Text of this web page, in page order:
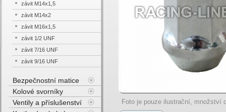
Foto je pouze ilustrační, množství
závit M14x1,5
závit M14x2
závit M16x1,5
závit 1/2 UNF
závit 7/16 UNF
závit 9/16 UNF
Bezpečnostní matice
Kolové svorníky
Ventily a příslušenství